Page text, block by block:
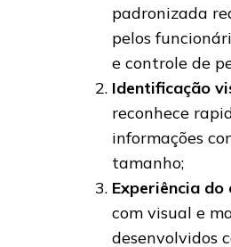
padronizada
pelos
e controle de
Identificação
reconhece
informações
tamanho;
Experiência do
com visual e
desenvolvidos